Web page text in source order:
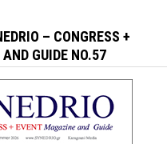
– CONGRESS +
GUIDE NO.57